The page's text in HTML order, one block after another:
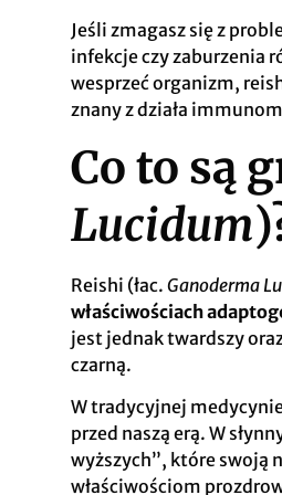
Jeśli zmagasz się z
infekcje czy zaburzenia
wesprzeć organizm,
znany z działa
Co to są
Lucidum
Reishi (łac. Ganoderma
właściwościach
jest jednak twardszy
czarną.
W tradycyjnej
przed naszą erą. W
wyższych”, które swoją
właściwościom